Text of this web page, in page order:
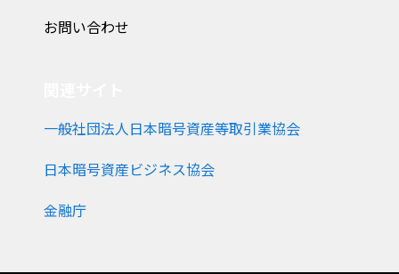
お問い合わせ
一般社団法人日本暗号資産等取引業協会
日本暗号資産ビジネス協会
金融庁